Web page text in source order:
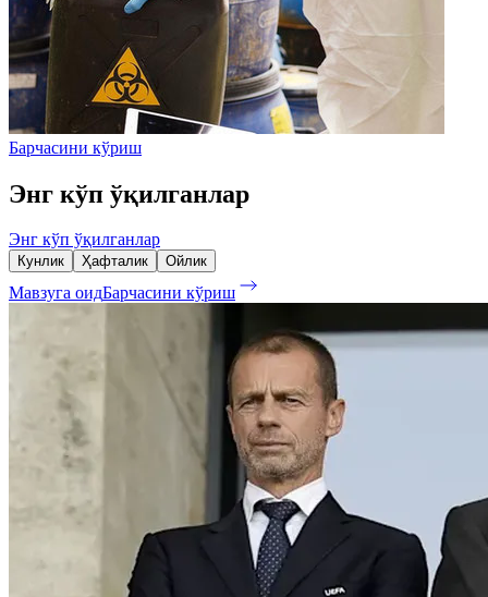
Барчасини кўриш
Энг кўп ўқилганлар
Энг кўп ўқилганлар
Кунлик Ҳафталик Ойлик
Мавзуга оидБарчасини кўриш